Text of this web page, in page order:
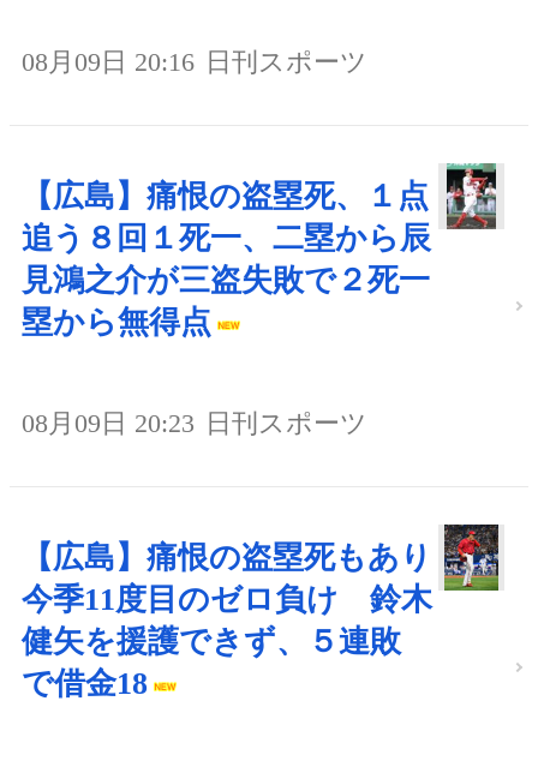
08月09日 20:16 日刊スポーツ
【広島】痛恨の盗塁死、１点
追う８回１死一、二塁から辰
見鴻之介が三盗失敗で２死一
塁から無得点
08月09日 20:23 日刊スポーツ
【広島】痛恨の盗塁死もあり
今季11度目のゼロ負け 鈴木
健矢を援護できず、５連敗
で借金18